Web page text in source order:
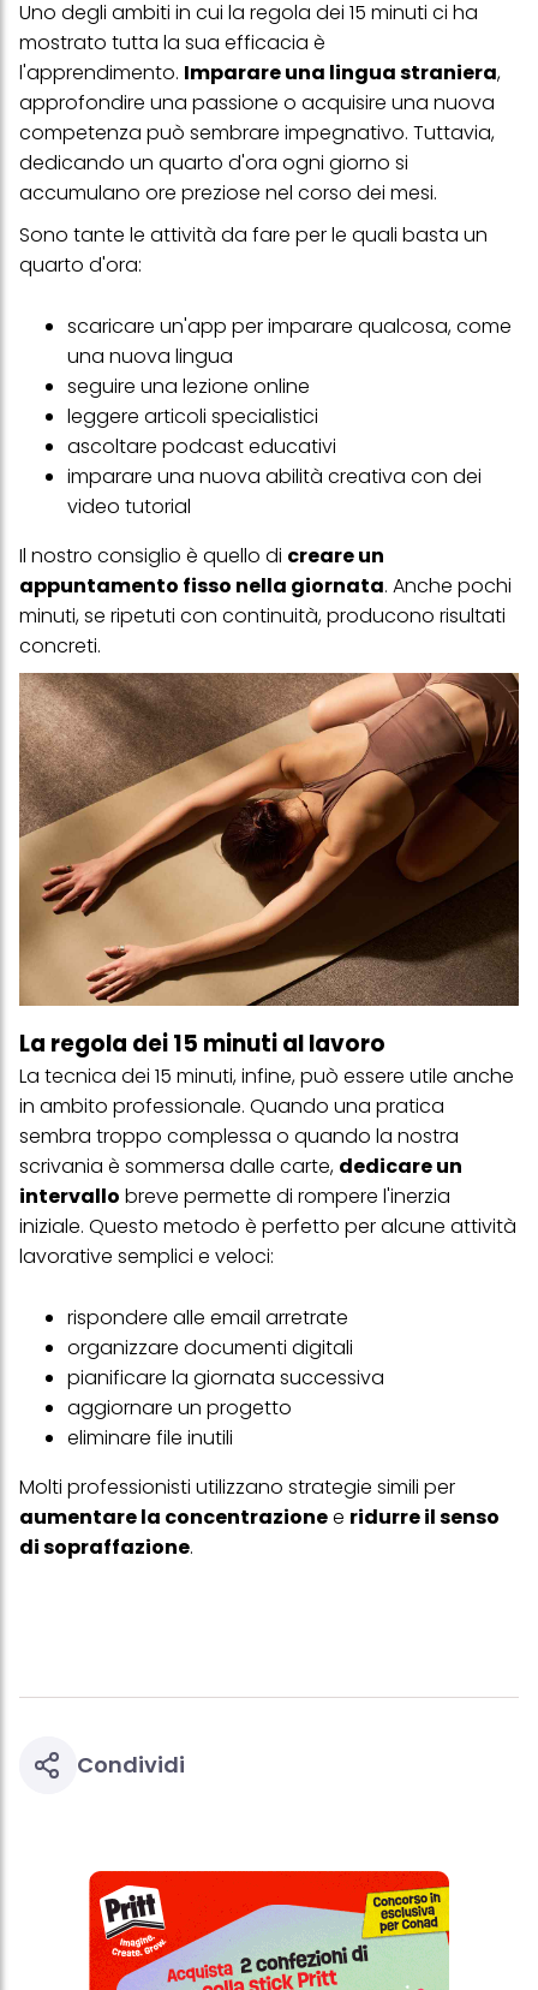
Uno degli ambiti in cui la regola dei 15 minuti ci ha
mostrato tutta la sua efficacia è
l'apprendimento. Imparare una lingua straniera,
approfondire una passione o acquisire una nuova
competenza può sembrare impegnativo. Tuttavia,
dedicando un quarto d'ora ogni giorno si
accumulano ore preziose nel corso dei mesi.
Sono tante le attività da fare per le quali basta un
quarto d'ora:
scaricare un'app per imparare qualcosa, come
una nuova lingua
seguire una lezione online
leggere articoli specialistici
ascoltare podcast educativi
imparare una nuova abilità creativa con dei
video tutorial
Il nostro consiglio è quello di creare un
appuntamento fisso nella giornata. Anche pochi
minuti, se ripetuti con continuità, producono risultati
concreti.
La regola dei 15 minuti al lavoro
La tecnica dei 15 minuti, infine, può essere utile anche
in ambito professionale. Quando una pratica
sembra troppo complessa o quando la nostra
scrivania è sommersa dalle carte, dedicare un
intervallo breve permette di rompere l'inerzia
iniziale. Questo metodo è perfetto per alcune attività
lavorative semplici e veloci:
rispondere alle email arretrate
organizzare documenti digitali
pianificare la giornata successiva
aggiornare un progetto
eliminare file inutili
Molti professionisti utilizzano strategie simili per
aumentare la concentrazionee ridurre il senso
di sopraffazione.
Condividi
questo sito web.